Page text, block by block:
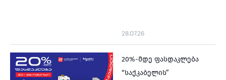
28.07.26
20%-მდე ფასდაკლება
“საქკაბელის”